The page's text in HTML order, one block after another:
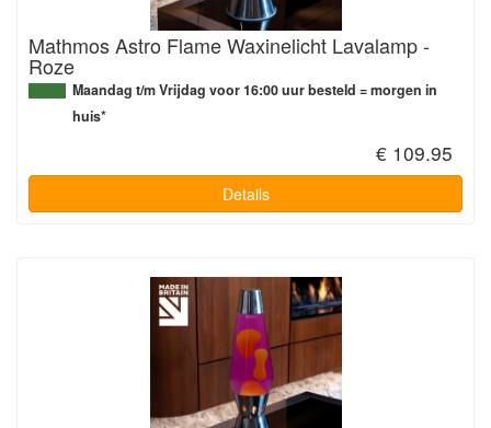
Mathmos Astro Flame Waxinelicht Lavalamp -
Roze
Maandag t/m Vrijdag voor 16:00 uur besteld = morgen in
huis*
€ 109.95
Details